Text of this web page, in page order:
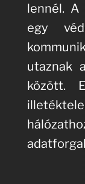
lennél. A
egy
utaznak
között.